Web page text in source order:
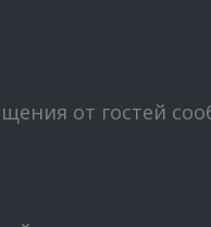
от гостей